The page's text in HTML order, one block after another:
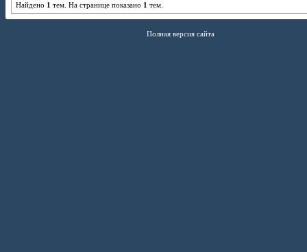
Найдено 1 тем. На странице показано 1 тем.
Полная версия сайта